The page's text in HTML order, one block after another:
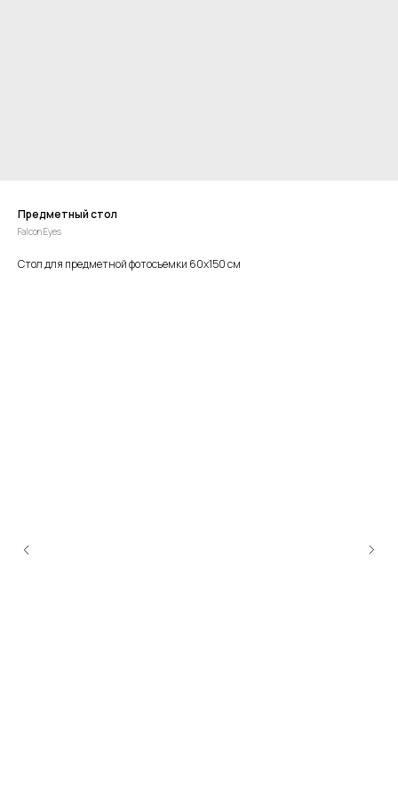
Предметный стол
Falcon Eyes
Стол для предметной фотосъемки 60x150 см